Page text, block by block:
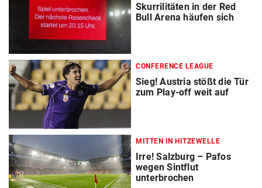
Skurrilitäten in der Red
Bull Arena häufen sich
CONFERENCE LEAGUE
Sieg! Austria stößt die Tür
zum Play-off weit auf
MITTEN IN HITZEWELLE
Irre! Salzburg – Pafos
wegen Sintflut
unterbrochen